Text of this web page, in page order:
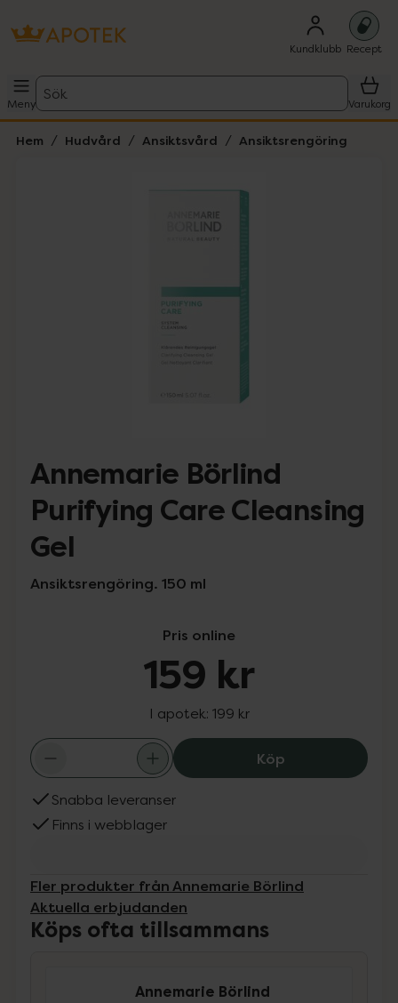
Kundklubb Recept
Meny
Sök
Varukorg
Hem Hudvård Ansiktsvård Ansiktsrengöring
Lista: . Innehåller 1 objekt.
Annemarie Börlind
Purifying Care Cleansing
Gel
Ansiktsrengöring. 150 ml
Pris online
159 kr
I apotek: 199 kr
KöpAnnemarie
Snabba leveranser
Finns i webblager
Fler produkter från Annemarie Börlind
Aktuella erbjudanden
Köps ofta tillsammans
Annemarie Börlind